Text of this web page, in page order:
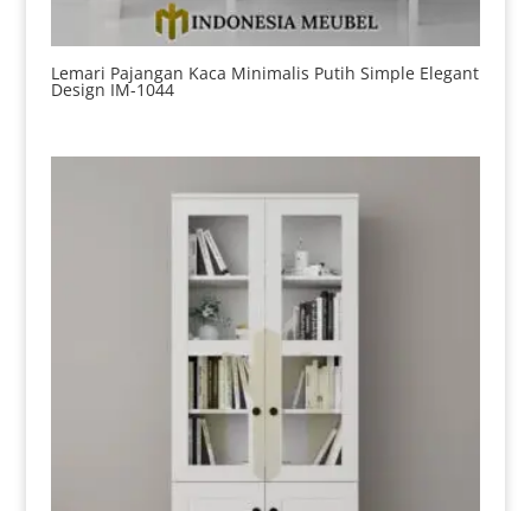
Lemari Pajangan Kaca Minimalis Putih Simple Elegant
Design IM-1044